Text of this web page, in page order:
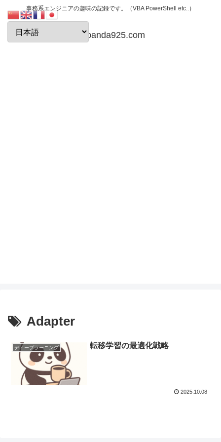
事務系エンジニアの趣味の記録です。（VBA PowerShell etc..）
papanda925.com
Adapter
ディープラーニング 転移学習の最適化戦略
2025.10.08